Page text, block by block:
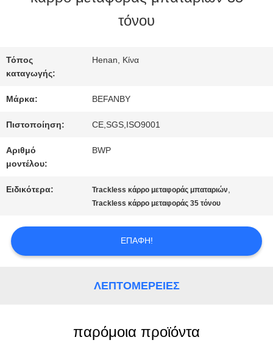
ΈΛΕΓΧΟΣ
ΜΑΣ
ΕΛΆΤΕ
ΣΕ
ΕΠΑΦΉ
ΕΙΔΉΣΕΙΣ
τόνου
Τόπος
καταγωγής:
Henan, Κίνα
Μάρκα: BEFANBY
Πιστοποίηση: CE,SGS,ISO9001
Αριθμό
μοντέλου:
BWP
Ειδικότερα: Trackless κάρρο μεταφοράς μπαταριών,
Trackless κάρρο μεταφοράς 35 τόνου
ΕΠΑΦΉ!
ΛΕΠΤΟΜΈΡΕΙΕΣ
παρόμοια προϊόντα